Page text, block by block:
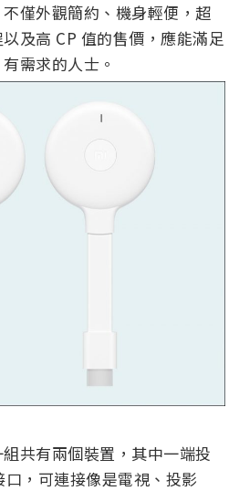
僅外觀簡約、機身輕便，超
及高 CP 值的售價，應能滿足
需求的人士。
共有兩個裝置，其中一端投
，可連接像是電視、投影